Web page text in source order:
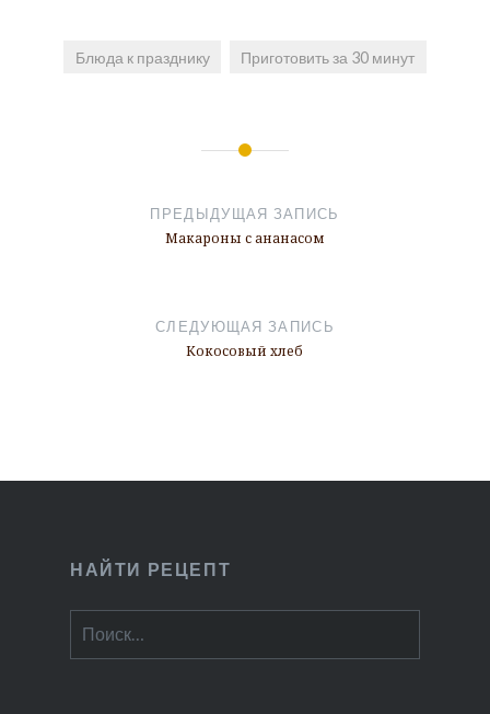
Блюда к празднику Приготовить за 30 минут
ПРЕДЫДУЩАЯ ЗАПИСЬ
Макароны с ананасом
СЛЕДУЮЩАЯ ЗАПИСЬ
Кокосовый хлеб
НАЙТИ РЕЦЕПТ